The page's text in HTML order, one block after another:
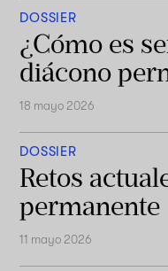
DOSSIER
¿Cómo es
diácono
18 mayo 2026
DOSSIER
Retos
permanente
11 mayo 2026